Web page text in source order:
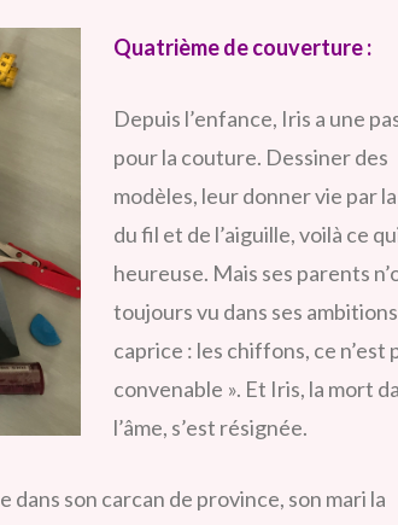
Quatrième de couverture :
Depuis l’enfance, Iris a une
pour la couture. Dessiner des
modèles, leur donner vie par
du fil et de l’aiguille, voilà ce
heureuse. Mais ses parents
toujours vu dans ses
caprice : les chiffons, ce n’est
convenable ». Et Iris, la mort
l’âme, s’est résignée.
son carcan de province, son mari la